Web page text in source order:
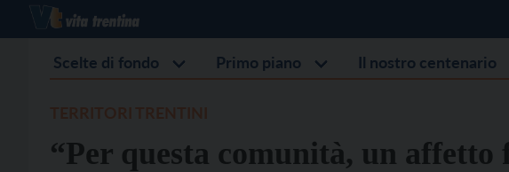
Scelte di fondo Primo piano Il nostro centenario
“Per questa comunità, un affetto